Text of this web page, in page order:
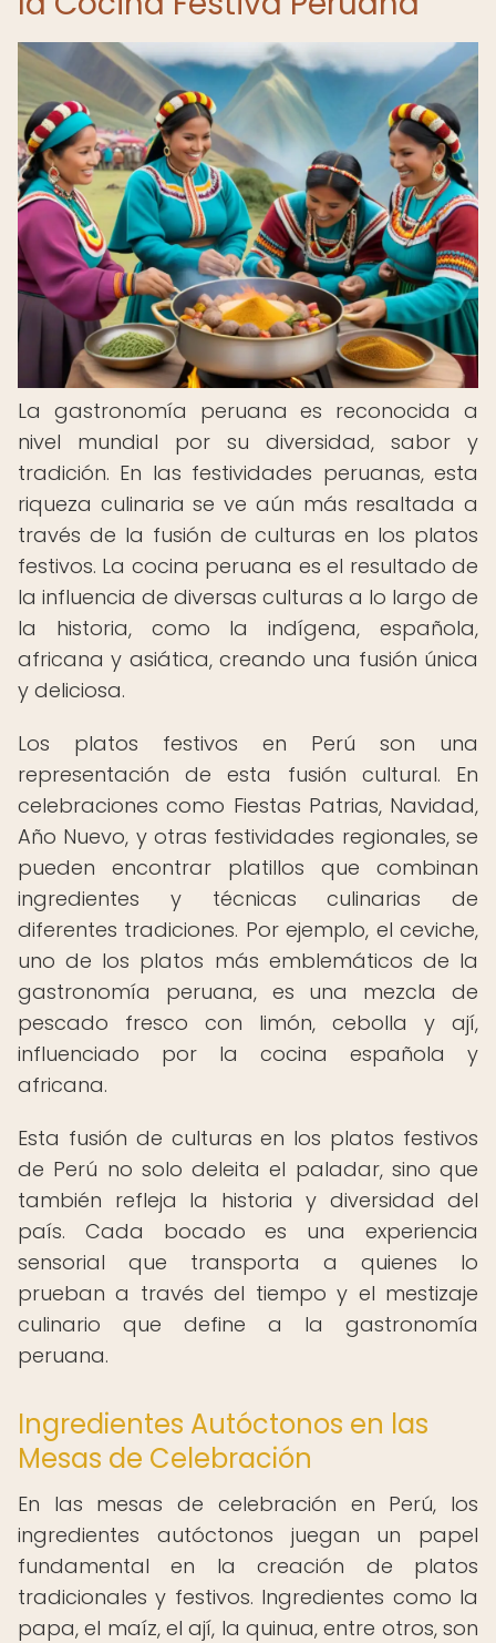
La gastronomía peruana es reconocida a
nivel mundial por su diversidad, sabor y
tradición. En las festividades peruanas, esta
riqueza culinaria se ve aún más resaltada a
través de la fusión de culturas en los platos
festivos. La cocina peruana es el resultado de
la influencia de diversas culturas a lo largo de
la historia, como la indígena, española,
africana y asiática, creando una fusión única
y deliciosa.
Los platos festivos en Perú son una
representación de esta fusión cultural. En
celebraciones como Fiestas Patrias, Navidad,
Año Nuevo, y otras festividades regionales, se
pueden encontrar platillos que combinan
ingredientes y técnicas culinarias de
diferentes tradiciones. Por ejemplo, el ceviche,
uno de los platos más emblemáticos de la
gastronomía peruana, es una mezcla de
pescado fresco con limón, cebolla y ají,
influenciado por la cocina española y
africana.
Esta fusión de culturas en los platos festivos
de Perú no solo deleita el paladar, sino que
también refleja la historia y diversidad del
país. Cada bocado es una experiencia
sensorial que transporta a quienes lo
prueban a través del tiempo y el mestizaje
culinario que define a la gastronomía
peruana.
Ingredientes Autóctonos en las
Mesas de Celebración
En las mesas de celebración en Perú, los
ingredientes autóctonos juegan un papel
fundamental en la creación de platos
tradicionales y festivos. Ingredientes como la
papa, el maíz, el ají, la quinua, entre otros, son